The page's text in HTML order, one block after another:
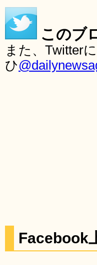
このブ
また、Twitter
ひ
Facebook